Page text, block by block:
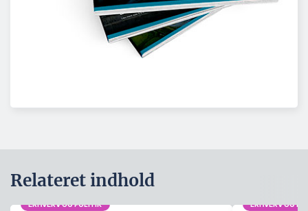
Relateret indhold
ERHVERV OG POLITIK ERHVERV OG